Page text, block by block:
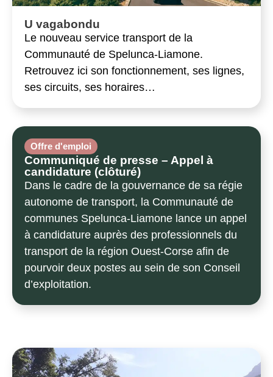
U vagabondu
Le nouveau service transport de la
Communauté de Spelunca-Liamone.
Retrouvez ici son fonctionnement, ses lignes,
ses circuits, ses horaires…
Offre d'emploi
Communiqué de presse – Appel à
candidature (clôturé)
Dans le cadre de la gouvernance de sa régie
autonome de transport, la Communauté de
communes Spelunca-Liamone lance un appel
à candidature auprès des professionnels du
transport de la région Ouest-Corse afin de
pourvoir deux postes au sein de son Conseil
d’exploitation.